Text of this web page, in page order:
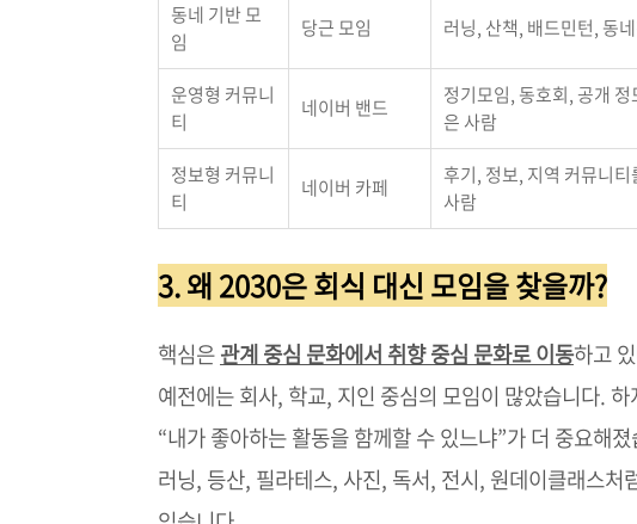
동네 기반 모
임
당근 모임 러닝, 산책, 배드민턴, 동
운영형 커뮤니
티
네이버 밴드
정기모임, 동호회, 공개
은 사람
정보형 커뮤니
티
네이버 카페
후기, 정보, 지역 커뮤니
사람
3. 왜 2030은 회식 대신 모임을 찾을까?
핵심은관계 중심 문화에서 취향 중심 문화로 이동하고
예전에는 회사, 학교, 지인 중심의 모임이 많았습니다.
“내가 좋아하는 활동을 함께할 수 있느냐”가 더 중요해
러닝, 등산, 필라테스, 사진, 독서, 전시, 원데이클래스